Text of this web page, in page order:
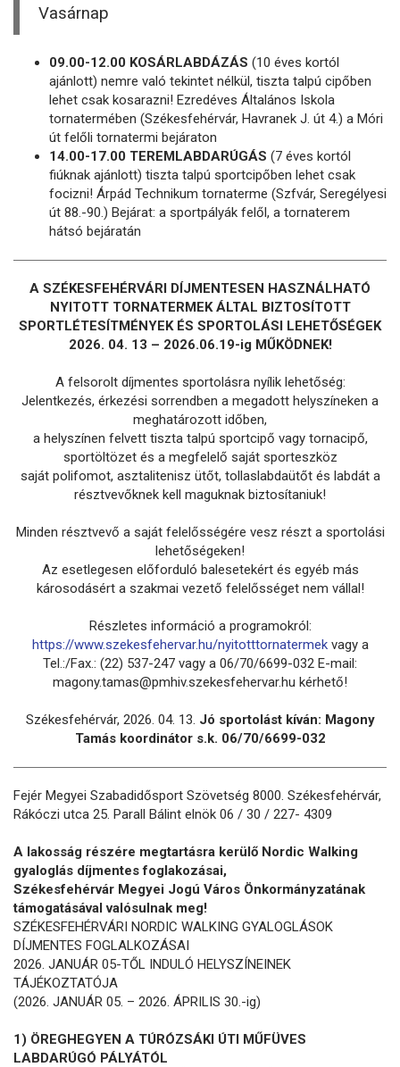
Vasárnap
09.00-12.00 KOSÁRLABDÁZÁS (10 éves kortól
ajánlott) nemre való tekintet nélkül, tiszta talpú cipőben
lehet csak kosarazni! Ezredéves Általános Iskola
tornatermében (Székesfehérvár, Havranek J. út 4.) a Móri
út felőli tornatermi bejáraton
14.00-17.00 TEREMLABDARÚGÁS (7 éves kortól
fiúknak ajánlott) tiszta talpú sportcipőben lehet csak
focizni! Árpád Technikum tornaterme (Szfvár, Seregélyesi
út 88.-90.) Bejárat: a sportpályák felől, a tornaterem
hátsó bejáratán
A SZÉKESFEHÉRVÁRI DÍJMENTESEN HASZNÁLHATÓ
NYITOTT TORNATERMEK ÁLTAL BIZTOSÍTOTT
SPORTLÉTESÍTMÉNYEK ÉS SPORTOLÁSI LEHETŐSÉGEK
2026. 04. 13 – 2026.06.19-ig MŰKÖDNEK!
A felsorolt díjmentes sportolásra nyílik lehetőség:
Jelentkezés, érkezési sorrendben a megadott helyszíneken a
meghatározott időben,
a helyszínen felvett tiszta talpú sportcipő vagy tornacipő,
sportöltözet és a megfelelő saját sporteszköz
saját polifomot, asztalitenisz ütőt, tollaslabdaütőt és labdát a
résztvevőknek kell maguknak biztosítaniuk!
Minden résztvevő a saját felelősségére vesz részt a sportolási
lehetőségeken!
Az esetlegesen előforduló balesetekért és egyéb más
károsodásért a szakmai vezető felelősséget nem vállal!
Részletes információ a programokról:
https://www.szekesfehervar.hu/nyitotttornatermekvagy a
Tel.:/Fax.: (22) 537-247 vagy a 06/70/6699-032 E-mail:
magony.tamas@pmhiv.szekesfehervar.hu kérhető!
Székesfehérvár, 2026. 04. 13. Jó sportolást kíván: Magony
Tamás koordinátor s.k. 06/70/6699-032
Fejér Megyei Szabadidősport Szövetség 8000. Székesfehérvár,
Rákóczi utca 25. Parall Bálint elnök 06 / 30 / 227- 4309
A lakosság részére megtartásra kerülő Nordic Walking
gyaloglás díjmentes foglakozásai,
Székesfehérvár Megyei Jogú Város Önkormányzatának
támogatásával valósulnak meg!
SZÉKESFEHÉRVÁRI NORDIC WALKING GYALOGLÁSOK
DÍJMENTES FOGLALKOZÁSAI
2026. JANUÁR 05-TŐL INDULÓ HELYSZÍNEINEK
TÁJÉKOZTATÓJA
(2026. JANUÁR 05. – 2026. ÁPRILIS 30.-ig)
1) ÖREGHEGYEN A TÚRÓZSÁKI ÚTI MŰFÜVES
LABDARÚGÓ PÁLYÁTÓL